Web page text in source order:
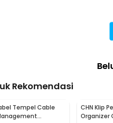
peralatan elektronik dapur.
Selain lebih rapi, kabel yang
yang Anda dapatkan untuk
Rekomendasi
Tempel Cable
CHN Klip
Organizer